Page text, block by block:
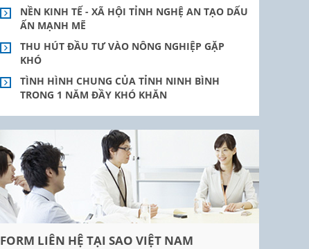
NỀN KINH TẾ - XÃ HỘI TỈNH NGHỆ AN TẠO DẤU
ẤN MẠNH MẼ
THU HÚT ĐẦU TƯ VÀO NÔNG NGHIỆP GẶP
KHÓ
TÌNH HÌNH CHUNG CỦA TỈNH NINH BÌNH
TRONG 1 NĂM ĐẦY KHÓ KHĂN
FORM LIÊN HỆ TẠI SAO VIỆT NAM